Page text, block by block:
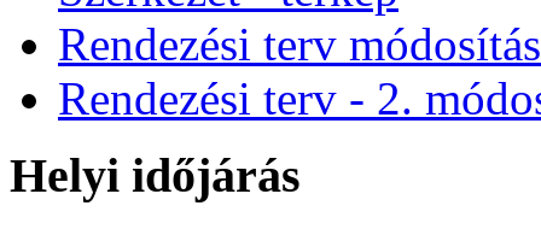
Rendezési terv
Rendezési terv - 2.
Helyi időjárás